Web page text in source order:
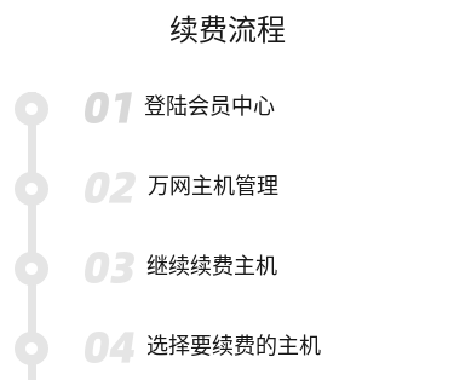
续费流程
登陆会员中心
万网主机管理
继续续费主机
选择要续费的主机